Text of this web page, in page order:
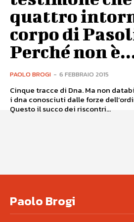
quattro
corpo di
Perché non
PAOLO BROGI - 6 FEBBRAIO 2015
Cinque tracce di Dna. Ma non
i dna conosciuti dalle forze
Questo il succo dei riscontri...
Paolo Brogi